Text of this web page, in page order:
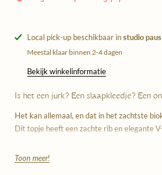
Local pick-up beschikbaar instudio
Meestal klaar binnen 2-4 dagen
Bekijk winkelinformatie
Is het een jurk? Een slaapkleedje? Een
Het kan allemaal, en dat in het zachtste
Dit topje heeft een zachte rib en elegante
De stuks van By Signe werden gemaakt uit
daardoor heel zacht en ademend. De fijne
Toon meer!